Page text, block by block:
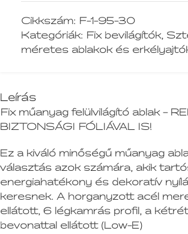
Cikkszám: F-1-95-30
Kategóriák: Fix bevilágítók,
méretes ablakok és
Leírás
Fix műanyag felülvilágító ablak –
BIZTONSÁGI FÓLIÁVAL IS!
Ez a kiváló minőségű műanyag
választás azok számára, akik
energiahatékony és dekoratív
keresnek. A horganyzott acél
ellátott, 6 légkamrás profil, a
bevonattal ellátott (Low-E)